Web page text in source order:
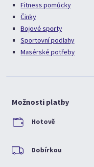
Fitness pomůcky
Činky
Bojové sporty
Sportovní podlahy
Masérské potřeby
Možnosti platby
Hotově
Dobírkou